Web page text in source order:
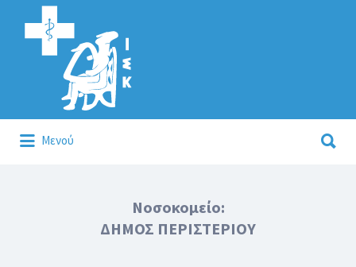
Αναζήτηση
για:
Μενού
για:
Νοσοκομείο:
ΔΗΜΟΣ ΠΕΡΙΣΤΕΡΙΟΥ